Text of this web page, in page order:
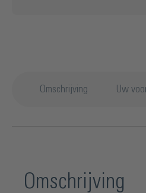
Omschrijving Uw
Omschrijving